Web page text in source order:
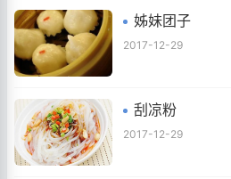
姊妹团子
2017-12-29
刮凉粉
2017-12-29